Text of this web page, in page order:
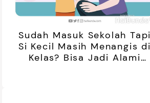
Sudah Masuk Sekolah Tapi
Si Kecil Masih Menangis di
Kelas? Bisa Jadi Alami